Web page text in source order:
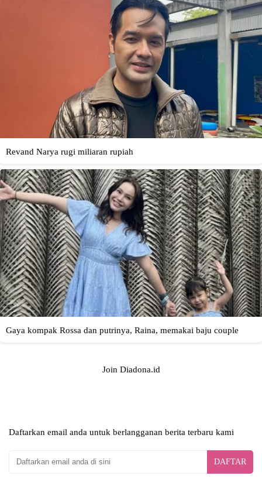
Join Diadona.id
Daftarkan email anda untuk berlangganan berita terbaru kami
DAFTAR